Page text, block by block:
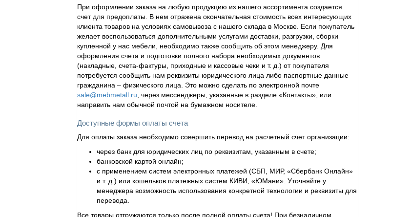
При оформлении заказа на любую продукцию из нашего ассортимента создается
счет для предоплаты. В нем отражена окончательная стоимость всех интересующих
клиента товаров на условиях самовывоза с нашего склада в Москве. Если покупатель
желает воспользоваться дополнительными услугами доставки, разгрузки, сборки
купленной у нас мебели, необходимо также сообщить об этом менеджеру. Для
оформления счета и подготовки полного набора необходимых документов
(накладные, счета-фактуры, приходные и кассовые чеки и т. д.) от покупателя
потребуется сообщить нам реквизиты юридического лица либо паспортные данные
гражданина – физического лица. Это можно сделать по электронной почте
sale@mebmetall.ru, через мессенджеры, указанные в разделе «Контакты», или
направить нам обычной почтой на бумажном носителе.
Доступные формы оплаты счета
Для оплаты заказа необходимо совершить перевод на расчетный счет организации:
через банк для юридических лиц по реквизитам, указанным в счете;
банковской картой онлайн;
с применением систем электронных платежей (СБП, МИР, «Сбербанк Онлайн»
и т. д.) или кошельков платежных систем КИВИ, «ЮМани». Уточняйте у
менеджера возможность использования конкретной технологии и реквизиты для
перевода.
Все товары отгружаются только после полной оплаты счета! При безналичном